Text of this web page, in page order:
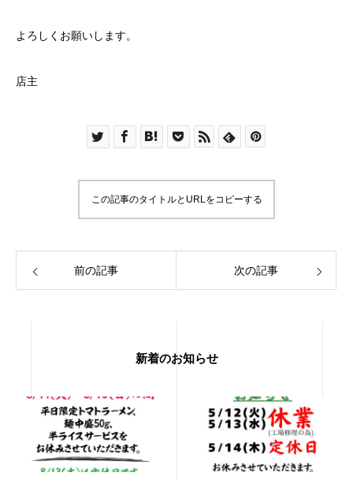
よろしくお願いします。
店主
この記事のタイトルとURLをコピーする
前の記事 次の記事
新着のお知らせ